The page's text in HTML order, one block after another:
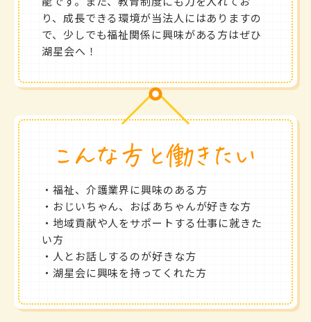
り、成長できる環境が当法人にはありますの
で、少しでも福祉関係に興味がある方はぜひ
湖星会へ！
・福祉、介護業界に興味のある方
・おじいちゃん、おばあちゃんが好きな方
・地域貢献や人をサポートする仕事に就きた
い方
・人とお話しするのが好きな方
・湖星会に興味を持ってくれた方